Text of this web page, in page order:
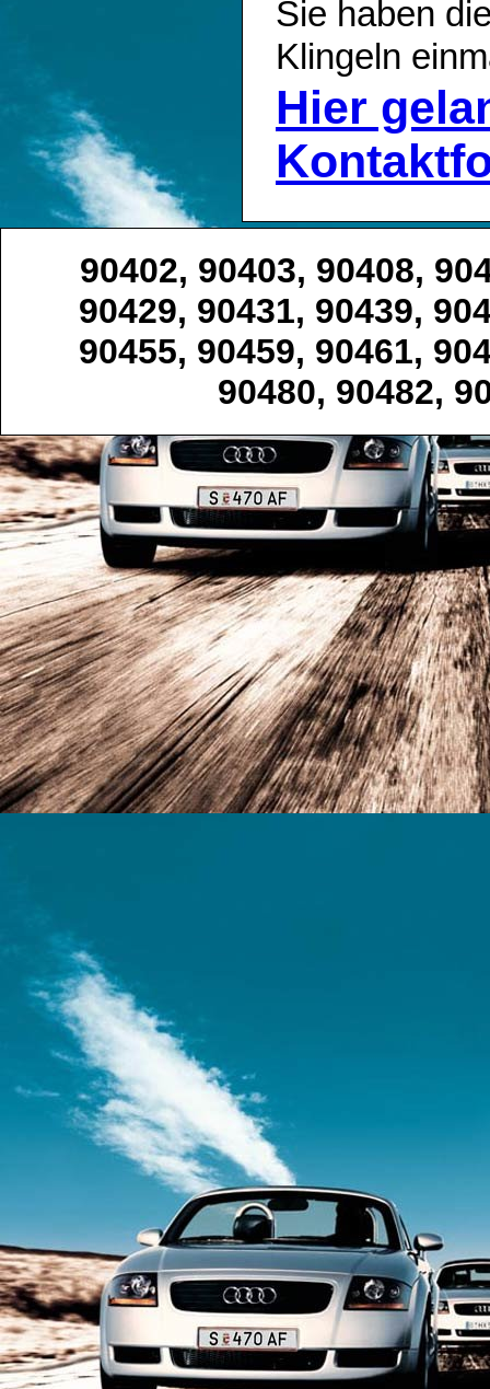
Sie haben
Klingeln
Hier
90402, 90403, 90408,
90429, 90431, 90439,
90455, 90459, 90461,
90480, 90482,